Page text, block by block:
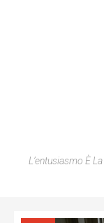
L’entusiasmo È